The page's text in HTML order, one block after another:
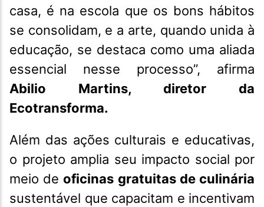
casa, é na escola que os bons hábitos
se consolidam, e a arte, quando unida à
educação, se destaca como uma aliada
essencial nesse processo”, afirma
Abilio Martins, diretor da
Ecotransforma.
Além das ações culturais e educativas,
o projeto amplia seu impacto social por
meio de oficinas gratuitas de culinária
sustentável que capacitam e incentivam